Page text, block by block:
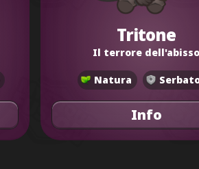
Tritone
Il terrore dell'abisso
Natura
Info